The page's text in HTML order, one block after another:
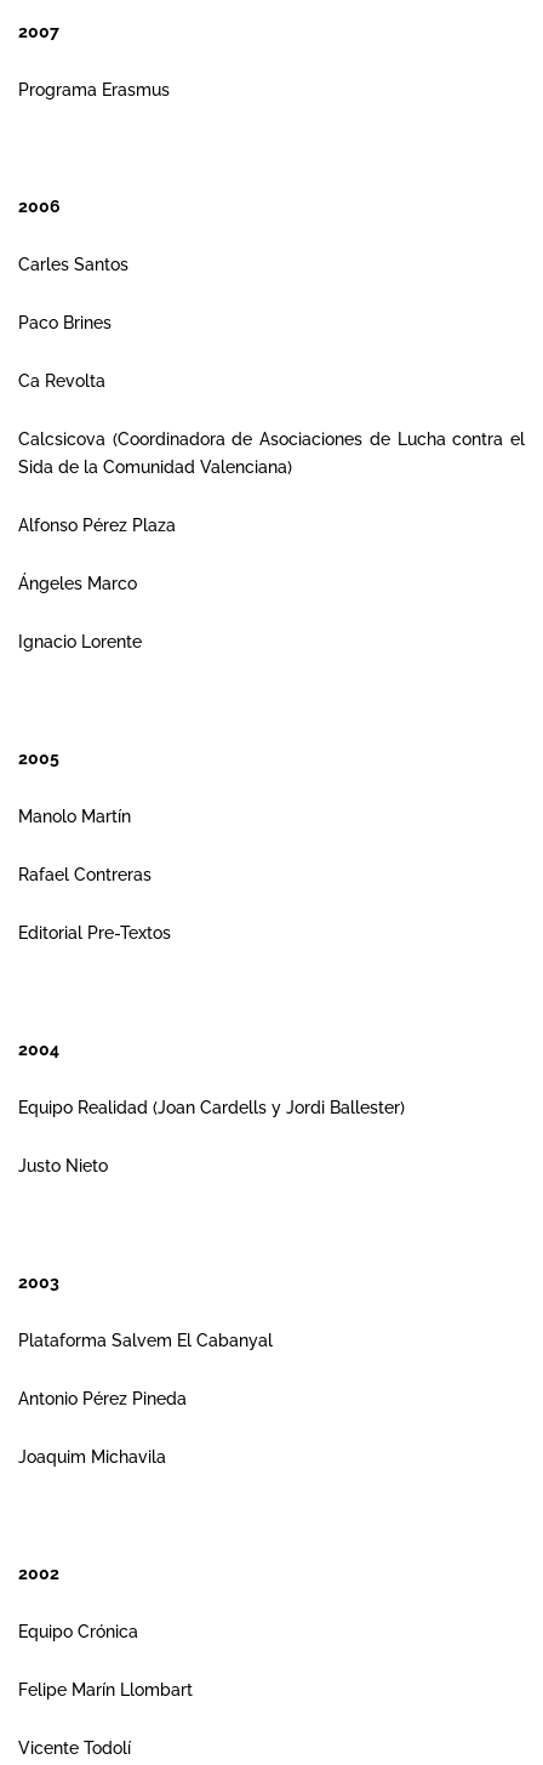
2007
Programa Erasmus
2006
Carles Santos
Paco Brines
Ca Revolta
Calcsicova (Coordinadora de Asociaciones de Lucha contra el
Sida de la Comunidad Valenciana)
Alfonso Pérez Plaza
Ángeles Marco
Ignacio Lorente
2005
Manolo Martín
Rafael Contreras
Editorial Pre-Textos
2004
Equipo Realidad (Joan Cardells y Jordi Ballester)
Justo Nieto
2003
Plataforma Salvem El Cabanyal
Antonio Pérez Pineda
Joaquim Michavila
2002
Equipo Crónica
Felipe Marín Llombart
Vicente Todolí